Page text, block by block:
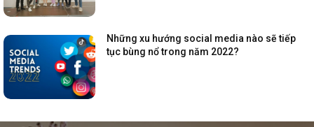
Những xu hướng social media nào sẽ tiếp
tục bùng nổ trong năm 2022?